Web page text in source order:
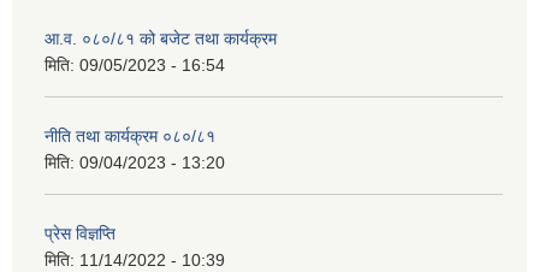
आ.व. ०८०/८१ को बजेट तथा कार्यक्रम
मिति: 09/05/2023 - 16:54
नीति तथा कार्यक्रम ०८०/८१
मिति: 09/04/2023 - 13:20
प्रेस विज्ञप्ति
मिति: 11/14/2022 - 10:39